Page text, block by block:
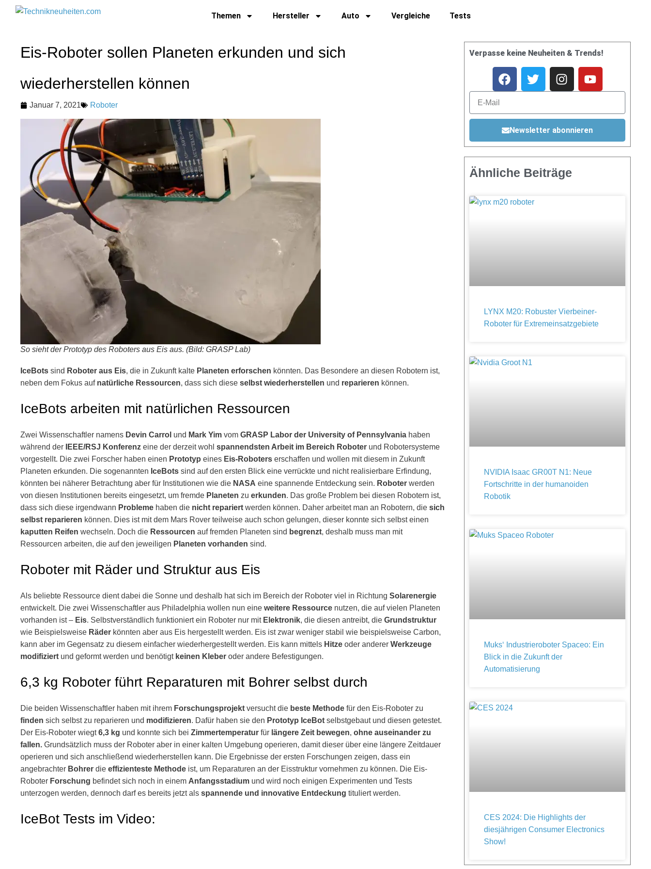
Themen Hersteller Auto Vergleiche Tests
Eis-Roboter sollen Planeten erkunden und sich
wiederherstellen können
Januar 7, 2021 Roboter
So sieht der Prototyp des Roboters aus Eis aus. (Bild: GRASP Lab)
IceBots sind Roboter aus Eis, die in Zukunft kalte Planeten erforschen könnten. Das Besondere an diesen Robotern ist,
neben dem Fokus auf natürliche Ressourcen, dass sich diese selbst wiederherstellen und reparieren können.
IceBots arbeiten mit natürlichen Ressourcen
Zwei Wissenschaftler namens Devin Carrol und Mark Yim vom GRASP Labor der University of Pennsylvania haben
während der
IEEE/RSJ Konferenz eine der derzeit wohl spannendsten Arbeit im Bereich Roboter und Robotersysteme
vorgestellt. Die zwei Forscher haben einen Prototyp eines Eis-Roboters erschaffen und wollen mit diesem in Zukunft
Planeten erkunden. Die sogenannten IceBots sind auf den ersten Blick eine verrückte und nicht realisierbare Erfindung,
könnten bei näherer Betrachtung aber für Institutionen wie die NASA eine spannende Entdeckung sein. Roboter werden
von diesen Institutionen bereits eingesetzt, um fremde Planeten zu erkunden. Das große Problem bei diesen Robotern ist,
dass sich diese irgendwann Probleme haben die nicht repariert werden können. Daher arbeitet man an Robotern, die sich
selbst reparieren können. Dies ist mit dem Mars Rover teilweise auch schon gelungen, dieser konnte sich selbst einen
kaputten Reifen wechseln. Doch die Ressourcen auf fremden Planeten sind begrenzt, deshalb muss man mit
Ressourcen arbeiten, die auf den jeweiligen Planeten vorhanden sind.
Roboter mit Räder und Struktur aus Eis
Als beliebte Ressource dient dabei die Sonne und deshalb hat sich im Bereich der Roboter viel in Richtung Solarenergie
entwickelt. Die zwei Wissenschaftler aus Philadelphia wollen nun eine weitere Ressource nutzen, die auf vielen Planeten
vorhanden ist – Eis. Selbstverständlich funktioniert ein Roboter nur mit Elektronik, die diesen antreibt, die Grundstruktur
wie Beispielsweise Räder könnten aber aus Eis hergestellt werden. Eis ist zwar weniger stabil wie beispielsweise Carbon,
kann aber im Gegensatz zu diesem einfacher wiederhergestellt werden. Eis kann mittels Hitze oder anderer Werkzeuge
modifiziert und geformt werden und benötigt keinen Kleber oder andere Befestigungen.
6,3 kg Roboter führt Reparaturen mit Bohrer selbst durch
Die beiden Wissenschaftler haben mit ihrem Forschungsprojekt versucht die beste Methode für den Eis-Roboter zu
finden sich selbst zu reparieren und modifizieren. Dafür haben sie den Prototyp IceBot selbstgebaut und diesen getestet.
Der Eis-Roboter wiegt6,3 kg und konnte sich bei Zimmertemperatur für längere Zeit bewegen, ohne auseinander zu
fallen. Grundsätzlich muss der Roboter aber in einer kalten Umgebung operieren, damit dieser über eine längere Zeitdauer
operieren und sich anschließend wiederherstellen kann. Die Ergebnisse der ersten Forschungen zeigen, dass ein
angebrachter Bohrer die effizienteste Methode ist, um Reparaturen an der Eisstruktur vornehmen zu können. Die Eis-
Roboter Forschung befindet sich noch in einem Anfangsstadium und wird noch einigen Experimenten und Tests
unterzogen werden, dennoch darf es bereits jetzt als spannende und innovative Entdeckung tituliert werden.
IceBot Tests im Video:
Verpasse keine Neuheiten & Trends!
Newsletter abonnieren
Ähnliche Beiträge
LYNX M20: Robuster Vierbeiner-
Roboter für Extremeinsatzgebiete
NVIDIA Isaac GR00T N1: Neue
Fortschritte in der humanoiden
Robotik
Muks‘ Industrieroboter Spaceo: Ein
Blick in die Zukunft der
Automatisierung
CES 2024: Die Highlights der
diesjährigen Consumer Electronics
Show!